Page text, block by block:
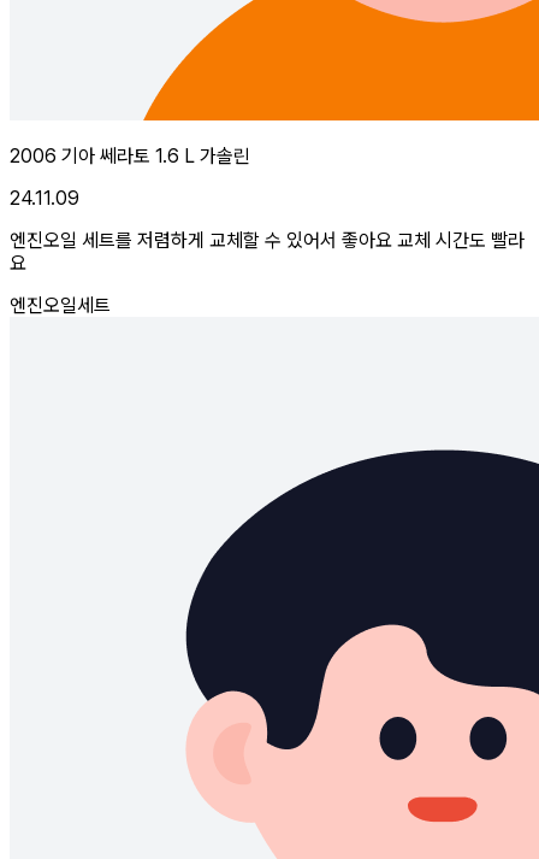
2006 기아 쎄라토 1.6 L 가솔린
24.11.09
엔진오일 세트를 저렴하게 교체할 수 있어서 좋아요 교체 시간도 빨라
요
엔진오일세트